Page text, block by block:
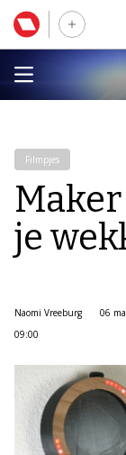
Filmpjes
je
Naomi Vreeburg
06
09:00